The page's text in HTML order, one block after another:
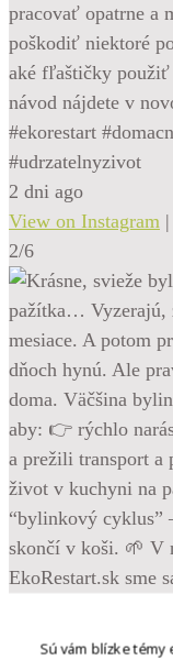
pracovať opatrne a
poškodiť niektoré
aké fľaštičky použiť
návod nájdete v
#ekorestart
#udrzatelnyzivot
2 dni ago
View on Instagram |
2/6
Sú vám blízke témy